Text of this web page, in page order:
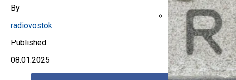
Canon Выпустила
By
radiovostok
Published
08.01.2025